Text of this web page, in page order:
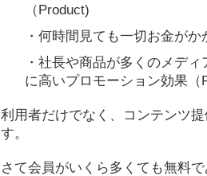
（Product)
・何時間見ても一切お金が
・社長や商品が多くのメデ
に高いプロモーション効果（
利用者だけでなく、コンテンツ
す。
さて会員がいくら多くても無料